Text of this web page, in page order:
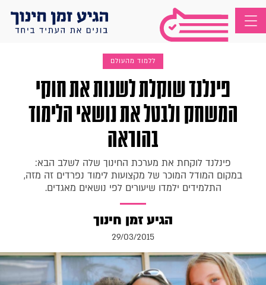
ללמוד מהעולם
פינלנד שוקלת לשנות את חוקי
המשחק ולבטל את נושאי הלימוד
בהוראה
פינלנד לוקחת את מערכת החינוך שלה לשלב הבא:
במקום המודל המוכר של מקצועות לימוד נפרדים זה מזה,
התלמידים ילמדו שיעורים לפי נושאים מאגדים.
הגיע זמן חינוך
29/03/2015